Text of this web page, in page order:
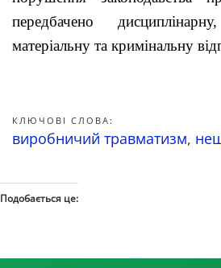
передбачено
матеріальну та кримінальну
КЛЮЧОВІ СЛОВА:
виробничий травматизм,
Подобається це: